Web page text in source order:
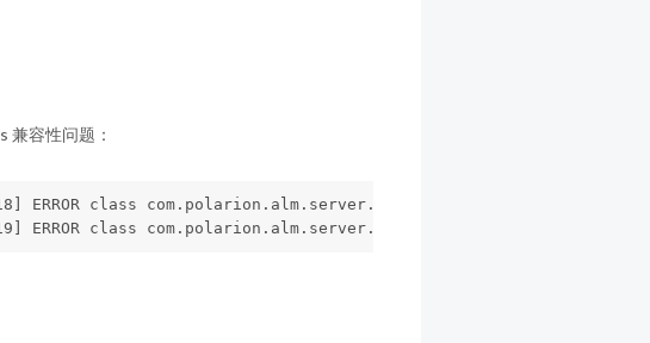
兼容性问题：
ERROR class
ERROR class com.polarion.alm.server.util.ChartExporterStartup